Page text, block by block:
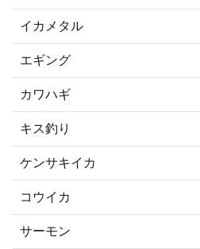
イカメタル
エギング
カワハギ
キス釣り
ケンサキイカ
コウイカ
サーモン